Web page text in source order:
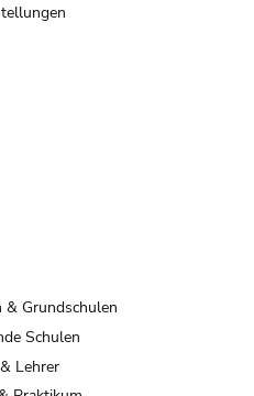
& Grundschulen
Schulen
Lehrer